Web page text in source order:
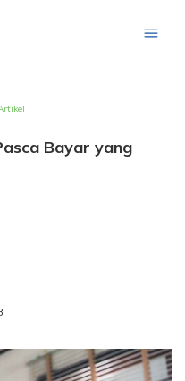
Bayar yang